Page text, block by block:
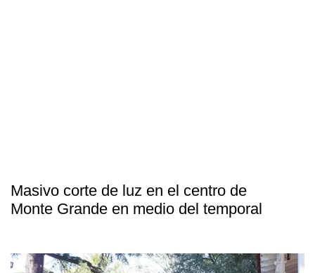
Masivo corte de luz en el centro de
Monte Grande en medio del temporal